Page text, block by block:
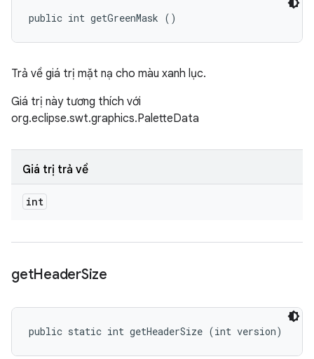
public int getGreenMask ()
Trả về giá trị mặt nạ cho màu xanh lục.
Giá trị này tương thích với
org.eclipse.swt.graphics.PaletteData
Giá trị trả về
int
getHeaderSize
public static int getHeaderSize (int version)